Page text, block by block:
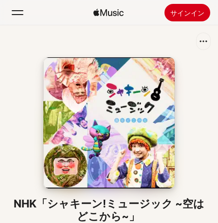
サインイン
ホーム
新着おすすめ
ラジオ
Apple Musicをインストール
NHK「シャキーン!ミュージック ~空は
どこから~」